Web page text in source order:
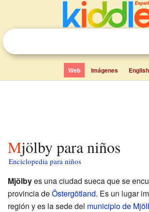
Web Imágenes English
Mjölby para niños
Enciclopedia para niños
Mjölbyes una ciudad sueca que se
provincia deÖstergötland. Es un lugar
región y es la sede del municipio de